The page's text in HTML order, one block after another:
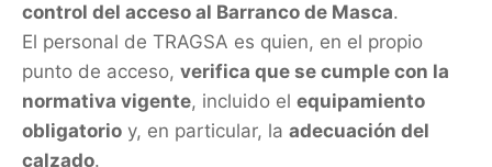
control del acceso al Barranco de Masca.
El personal de TRAGSA es quien, en el propio
punto de acceso, verifica que se cumple con la
normativa vigente, incluido el equipamiento
obligatorio y, en particular, la adecuación del
calzado.